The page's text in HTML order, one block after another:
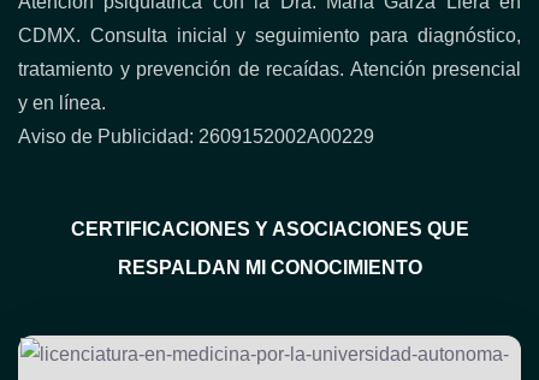
CDMX. Consulta inicial y seguimiento para diagnóstico,
tratamiento y prevención de recaídas. Atención presencial
y en línea.
Aviso de Publicidad: 2609152002A00229
CERTIFICACIONES Y ASOCIACIONES QUE
RESPALDAN MI CONOCIMIENTO